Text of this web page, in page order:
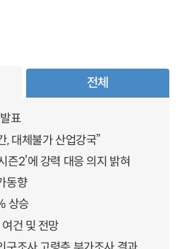
전체
표
대체불가 산업강국”
즌2’에 강력 대응 의지 밝혀
동향
상승
건 및 전망